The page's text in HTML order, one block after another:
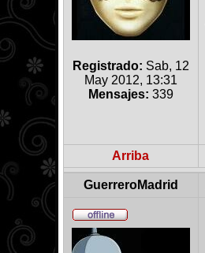
Registrado: Sab, 12
May 2012, 13:31
Mensajes: 339
Arriba
GuerreroMadrid